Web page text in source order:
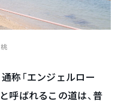
称「エンジェルロー
呼ばれるこの道は、普